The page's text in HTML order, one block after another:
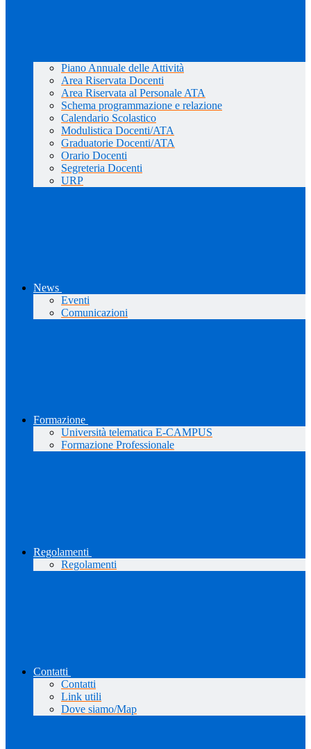
Piano Annuale delle Attività
Area Riservata Docenti
Area Riservata al Personale ATA
Schema programmazione e relazione
Calendario Scolastico
Modulistica Docenti/ATA
Graduatorie Docenti/ATA
Orario Docenti
Segreteria Docenti
URP
News
Eventi
Comunicazioni
Formazione
Università telematica E-CAMPUS
Formazione Professionale
Regolamenti
Regolamenti
Contatti
Contatti
Link utili
Dove siamo/Map